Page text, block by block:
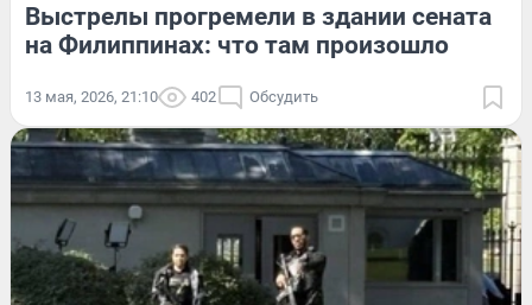
Выстрелы прогремели в здании сената
на Филиппинах: что там произошло
13 мая, 2026, 21:10 402 Обсудить